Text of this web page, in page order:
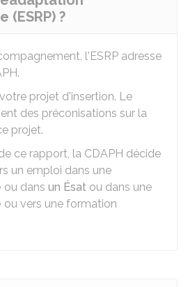
?
l'ESRP adresse
projet d'insertion. Le
des préconisations sur la
projet.
ce rapport, la CDAPH décide
un emploi dans une
ou dans un Ésat ou dans une
ou vers une formation